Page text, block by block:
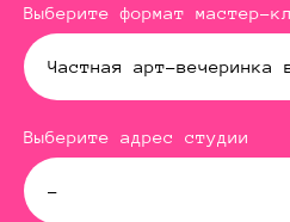
Выберите формат мастер-
Выберите адрес студии